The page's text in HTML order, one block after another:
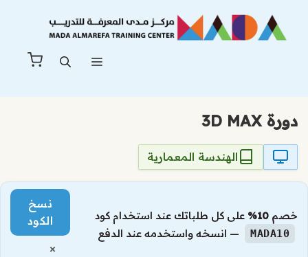
المحتوى
دورة 3D MAX
الهندسة المعمارية
خصم 10% على كل طلباتك عند استخدام كود
MADA10 — انسخه واستخدمه عند الدفع
نسخ
الكود
×